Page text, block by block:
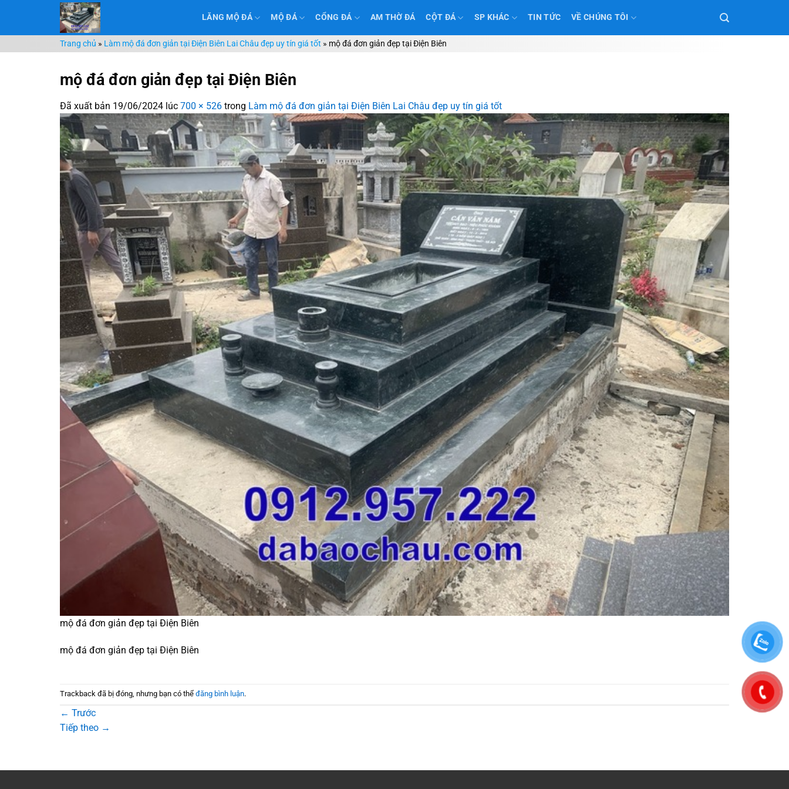
nội
dung
LĂNG MỘ ĐÁ MỘ ĐÁ CỔNG ĐÁ AM THỜ ĐÁ CỘT ĐÁ SP KHÁC TIN TỨC VỀ CHÚNG TÔI
Trang chủ » Làm mộ đá đơn giản tại Điện Biên Lai Châu đẹp uy tín giá tốt » mộ đá đơn giản đẹp tại Điện Biên
mộ đá đơn giản đẹp tại Điện Biên
Đã xuất bản 19/06/2024 lúc 700 × 526 trong Làm mộ đá đơn giản tại Điện Biên Lai Châu đẹp uy tín giá tốt
mộ đá đơn giản đẹp tại Điện Biên
mộ đá đơn giản đẹp tại Điện Biên
Trackback đã bị đóng, nhưng bạn có thể đăng bình luận.
← Trước
Tiếp theo →